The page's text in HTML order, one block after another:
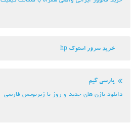
خرید سرور استوک hp
پارسی گیم
دانلود بازی های جدید و روز با زیرنویس فارسی